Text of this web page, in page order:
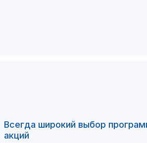
Всегда широкий выбор
акций